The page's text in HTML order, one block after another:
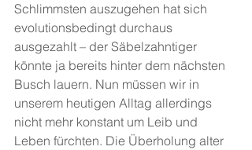
Schlimmsten auszugehen hat sich
evolutionsbedingt durchaus
ausgezahlt – der Säbelzahntiger
könnte ja bereits hinter dem nächsten
Busch lauern. Nun müssen wir in
unserem heutigen Alltag allerdings
nicht mehr konstant um Leib und
Leben fürchten. Die Überholung alter